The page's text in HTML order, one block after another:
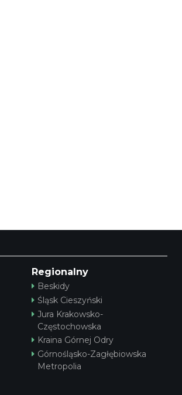
Regionalny
Beskidy
Śląsk Cieszyński
Jura Krakowsko-
Częstochowska
Kraina Górnej Odry
Górnośląsko-Zagłębiowska
Metropolia